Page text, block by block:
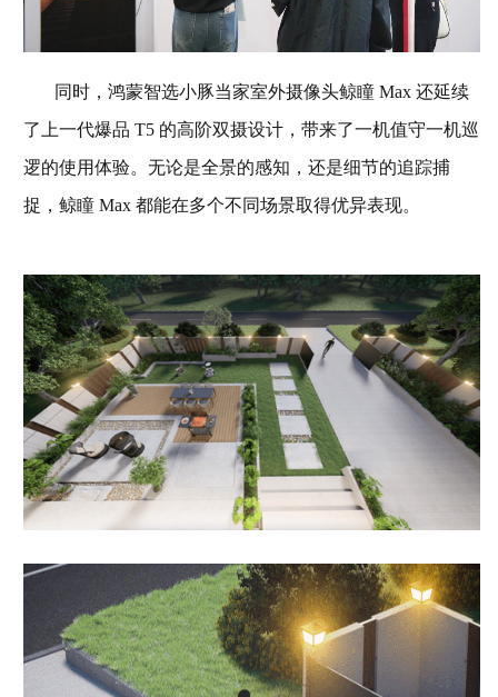
同时，鸿蒙智选小豚当家室外摄像头鲸瞳 Max 还延续
了上一代爆品 T5 的高阶双摄设计，带来了一机值守一机巡
逻的使用体验。无论是全景的感知，还是细节的追踪捕
捉，鲸瞳 Max 都能在多个不同场景取得优异表现。